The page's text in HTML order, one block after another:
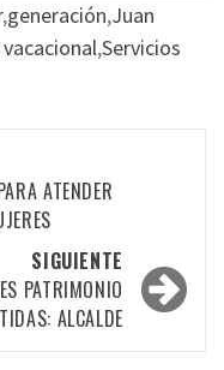
,generación,Juan
,Servicios
ATENDER
SIGUIENTE
PATRIMONIO
ALCALDE